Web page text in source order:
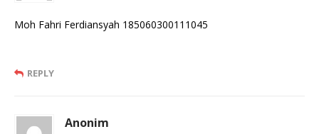
Moh Fahri Ferdiansyah 185060300111045
REPLY
Anonim